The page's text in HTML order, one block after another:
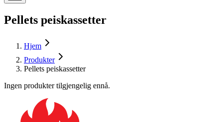
Pellets peiskassetter
Hjem
Produkter
Pellets peiskassetter
Ingen produkter tilgjengelig ennå.